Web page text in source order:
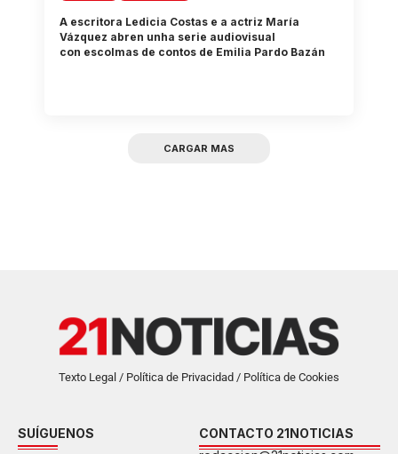
A escritora Ledicia Costas e a actriz María
Vázquez abren unha serie audiovisual
con escolmas de contos de Emilia Pardo Bazán
CARGAR MAS
Texto Legal / Política de Privacidad / Política de Cookies
SUÍGUENOS
CONTACTO 21NOTICIAS